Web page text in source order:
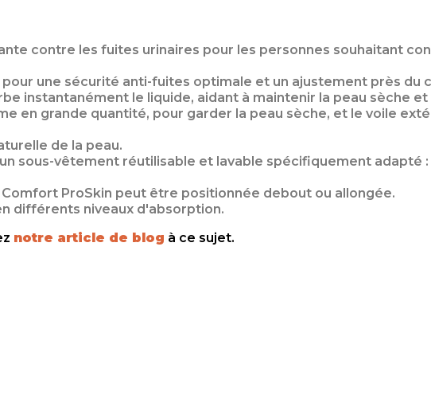
contre les fuites urinaires pour les personnes souhaitant
une sécurité anti-fuites optimale et un ajustement près du
instantanément le liquide, aidant à maintenir la peau sèche et
en grande quantité, pour garder la peau sèche, et le voile
de la peau.
sous-vêtement réutilisable et lavable spécifiquement adapté :
ProSkin peut être positionnée debout ou allongée.
différents niveaux d'absorption.
notre article de blog à ce sujet.